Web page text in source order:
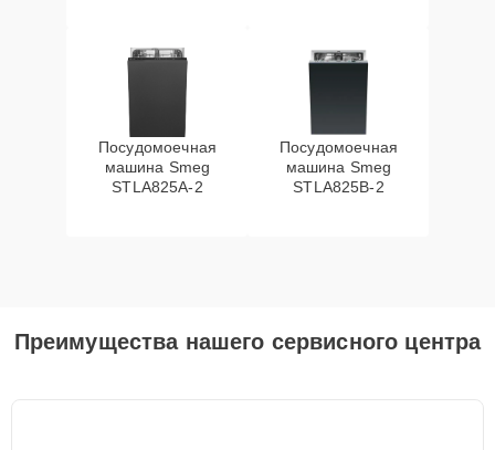
Посудомоечная
машина Smeg
STLA825A-2
Посудомоечная
машина Smeg
STLA825B-2
Преимущества нашего сервисного центра